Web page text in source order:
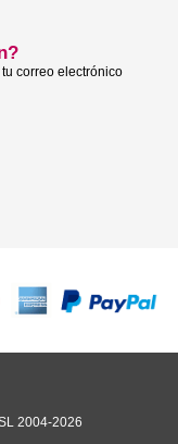
correo electrónico
2004-2026